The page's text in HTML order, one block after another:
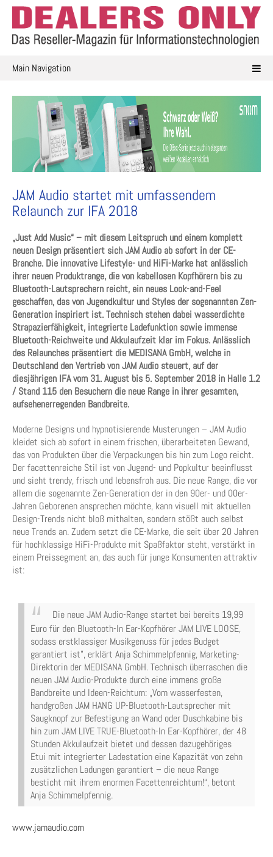
Skip
content
Main Navigation
JAM Audio startet mit umfassendem
Relaunch zur IFA 2018
„Just Add Music“ – mit diesem Leitspruch und einem komplett
neuen Design präsentiert sich JAM Audio ab sofort in der CE-
Branche. Die innovative Lifestyle- und HiFi-Marke hat anlässlich
ihrer neuen Produktrange, die von kabellosen Kopfhörern bis zu
Bluetooth-Lautsprechern reicht, ein neues Look-and-Feel
geschaffen, das von Jugendkultur und Styles der sogenannten Zen-
Generation inspiriert ist. Technisch stehen dabei wasserdichte
Strapazierfähigkeit, integrierte Ladefunktion sowie immense
Bluetooth-Reichweite und Akkulaufzeit klar im Fokus. Anlässlich
des Relaunches präsentiert die MEDISANA GmbH, welche in
Deutschland den Vertrieb von JAM Audio steuert, auf der
diesjährigen IFA vom 31. August bis 5. September 2018 in Halle 1.2
/ Stand 115 den Besuchern die neue Range in ihrer gesamten,
aufsehenerregenden Bandbreite.
Moderne Designs und hypnotisierende Musterungen – JAM Audio
kleidet sich ab sofort in einem frischen, überarbeiteten Gewand,
das von Produkten über die Verpackungen bis hin zum Logo reicht.
Der facettenreiche Stil ist von Jugend- und Popkultur beeinflusst
und sieht trendy, frisch und lebensfroh aus. Die neue Range, die vor
allem die sogenannte Zen-Generation der in den 90er- und 00er-
Jahren Geborenen ansprechen möchte, kann visuell mit aktuellen
Design-Trends nicht bloß mithalten, sondern stößt auch selbst
neue Trends an. Zudem setzt die CE-Marke, die seit über 20 Jahren
für hochklassige HiFi-Produkte mit Spaßfaktor steht, verstärkt in
einem Preissegment an, das auch für junge Konsumenten attraktiv
ist:
Die neue JAM Audio-Range startet bei bereits 19,99
Euro für den Bluetooth-In Ear-Kopfhörer JAM LIVE LOOSE,
sodass erstklassiger Musikgenuss für jedes Budget
garantiert ist”, erklärt Anja Schimmelpfennig, Marketing-
Direktorin der MEDISANA GmbH. Technisch überraschen die
neuen JAM Audio-Produkte durch eine immens große
Bandbreite und Ideen-Reichtum: „Vom wasserfesten,
handgroßen JAM HANG UP-Bluetooth-Lautsprecher mit
Saugknopf zur Befestigung an Wand oder Duschkabine bis
hin zum JAM LIVE TRUE-Bluetooth-In Ear-Kopfhörer, der 48
Stunden Akkulaufzeit bietet und dessen dazugehöriges
Etui mit integrierter Ladestation eine Kapazität von zehn
zusätzlichen Ladungen garantiert – die neue Range
besticht mit ihrem enormen Facettenreichtum!“, betont
Anja Schimmelpfennig.
www.jamaudio.com